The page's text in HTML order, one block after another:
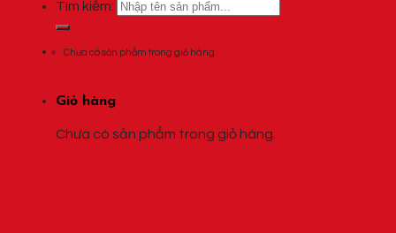
Tìm kiếm:
Chưa có sản phẩm trong giỏ hàng.
Giỏ hàng
Chưa có sản phẩm trong giỏ hàng.